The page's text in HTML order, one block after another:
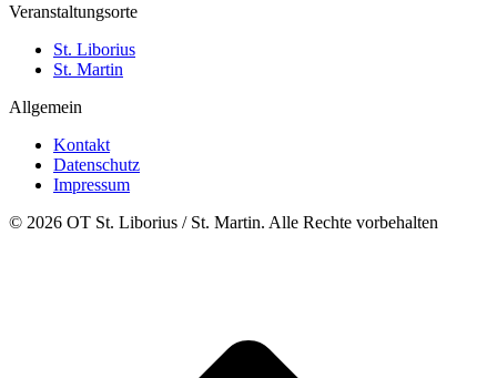
Veranstaltungsorte
St. Liborius
St. Martin
Allgemein
Kontakt
Datenschutz
Impressum
© 2026 OT St. Liborius / St. Martin. Alle Rechte vorbehalten